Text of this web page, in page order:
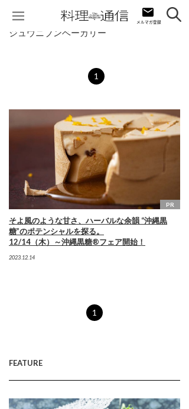
ジュウニブンベーカリー
1
PR
そよ風のような甘さ、ハーバルな余韻 “沖縄黒
糖”のポテンシャルを探る。
12/14（木）～沖縄黒糖®フェア開始！
2023.12.14
1
FEATURE